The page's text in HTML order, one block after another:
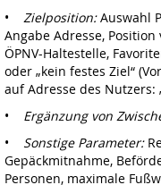
• Zielposition:Auswahl
Angabe Adresse, Position
ÖPNV-Haltestelle,
oder „kein festes Ziel“
auf Adresse des Nutzers:
• Ergänzung von
• Sonstige Parameter:
Gepäckmitnahme,
Personen, maximale